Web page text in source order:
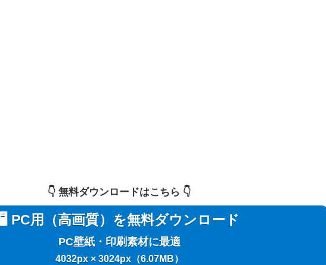
👇️ 無料ダウンロードはこちら 👇️
🖥️ PC用（高画質）を無料ダウンロード
PC壁紙・印刷素材に最適
4032px × 3024px（6.07MB）